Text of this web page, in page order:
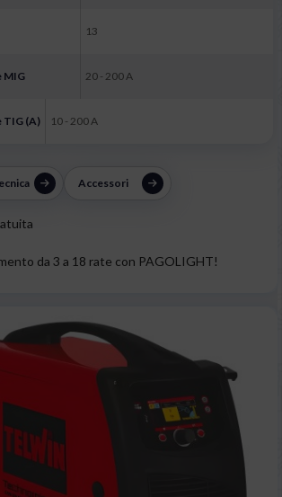
13
MIG 20 - 200 A
TIG (A) 10 - 200 A
Accessori
da 3 a 18 rate con PAGOLIGHT!